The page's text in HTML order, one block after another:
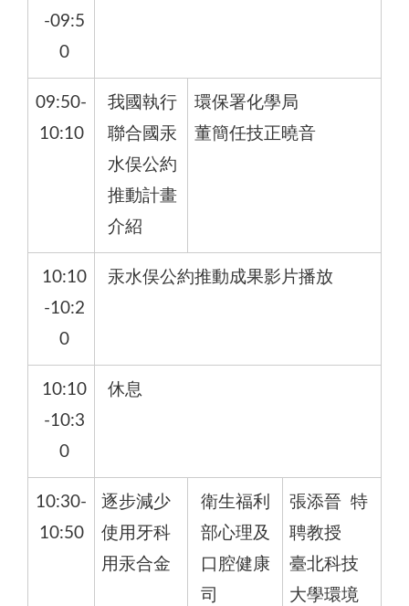
-09:5
0
09:50-
10:10
我國執行
聯合國汞
水俣公約
推動計畫
介紹
環保署化學局
董簡任技正曉音
10:10
-10:2
0
汞水俣公約推動成果影片播放
10:10
-10:3
0
休息
10:30-
10:50
逐步減少
使用牙科
用汞合金
衛生福利
部心理及
口腔健康
司
張添晉 特
聘教授
臺北科技
大學環境